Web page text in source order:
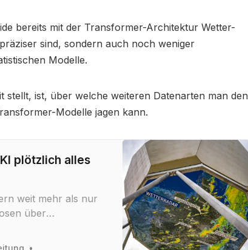
bereits mit der Transformer-Architektur Wetter-
sind, sondern auch noch weniger
Modelle.
stellt, ist, über welche weiteren Datenarten man den
Modelle jagen kann.
plötzlich alles
weit mehr als nur
über
für jede Branche